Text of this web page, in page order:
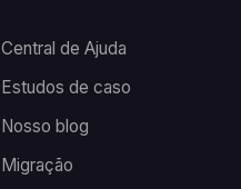
Central de Ajuda
Estudos de caso
Nosso blog
Migração